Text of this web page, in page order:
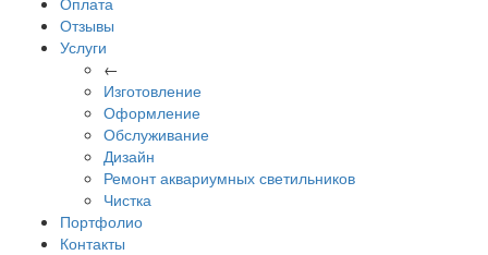
Отзывы
Услуги
←
Изготовление
Оформление
Обслуживание
Дизайн
Ремонт аквариумных светильников
Чистка
Портфолио
Контакты